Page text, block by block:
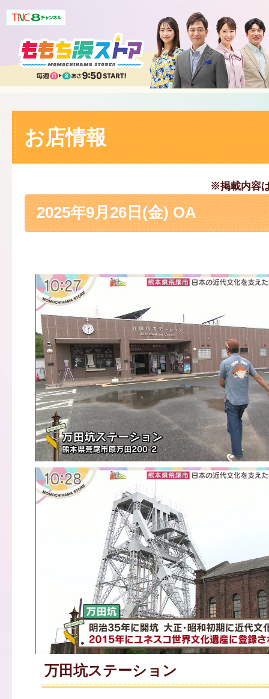
お店情報
※掲載内容
2025年9月26日(金) OA
万田坑ステーション